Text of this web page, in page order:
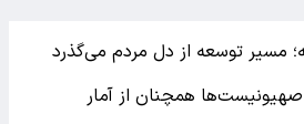
مسیر توسعه از دل مردم می‌گذرد
همچنان از آمار